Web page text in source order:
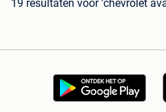
19 resultaten voor 'chevrolet